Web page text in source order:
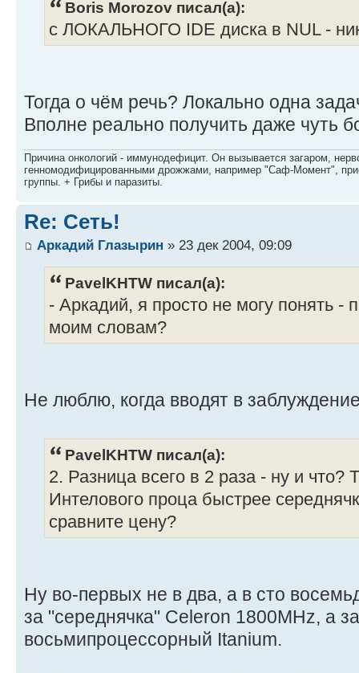
Boris Morozov писал(а):
с ЛОКАЛЬНОГО IDE диска в NUL -
Тогда о чём речь? Локально одна
Вполне реально получить даже чуть
Причина онкологий - иммунодефицит. Он вызывается загаром,
генномодифицированными дрожжами, например "Саф-Момент",
группы. + Грибы и паразиты.
Re: Сеть!
Аркадий Глазырин » 23 дек 2004, 09:09
PavelKHTW писал(а):
- Аркадий, я просто не могу понять -
моим словам?
Не люблю, когда вводят в
PavelKHTW писал(а):
2. Разница всего в 2 раза - ну и что?
Интелового проца быстрее
сравните цену?
Ну во-первых не в два, а в сто
за "середнячка" Celeron 1800MHz, а
восьмипроцессорный Itanium.